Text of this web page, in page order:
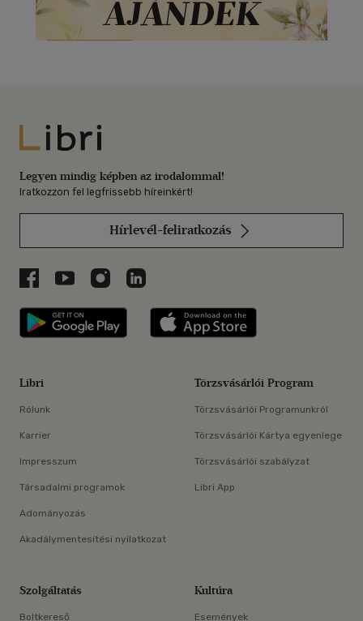
Libri
Legyen mindig képben az irodalommal!
Iratkozzon fel legfrissebb híreinkért!
Hírlevél-feliratkozás
Libri a Facebookon
Libri a Youtube-on
Libri az Instagramon
Libri a LinkedInen
Libri applikáció Szerezd meg: Google
Libri
Rólunk
Karrier
Impresszum
Társadalmi programok
Adományozás
Akadálymentesítési nyilatkozat
Törzsvásárlói Program
Törzsvásárlói Programunkról
Törzsvásárlói Kártya egyenlege
Törzsvásárlói szabályzat
Libri App
Szolgáltatás
Boltkereső
Kultúra
Események